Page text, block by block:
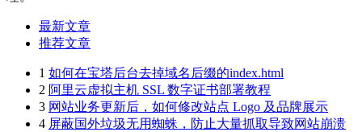
最新文章
推荐文章
1 如何在宝塔后台去掉域名后缀的index.html
2 阿里云虚拟主机 SSL 数字证书部署教程
3 网站业务更新后，如何修改站点 Logo 及品牌展示
4 屏蔽国外垃圾无用蜘蛛，防止大量抓取导致网站崩溃